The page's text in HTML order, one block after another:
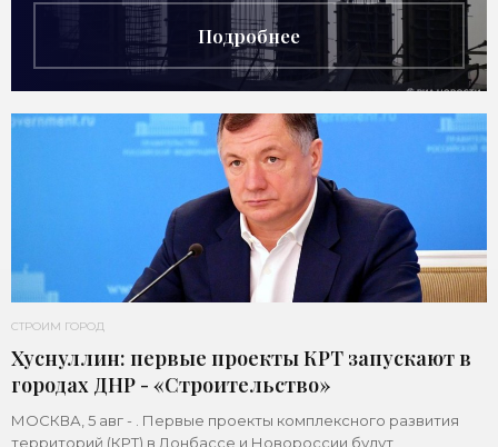
Подробнее
СТРОИМ ГОРОД
Хуснуллин: первые проекты КРТ запускают в
городах ДНР - «Строительство»
МОСКВА, 5 авг - . Первые проекты комплексного развития
территорий (КРТ) в Донбассе и Новороссии будут